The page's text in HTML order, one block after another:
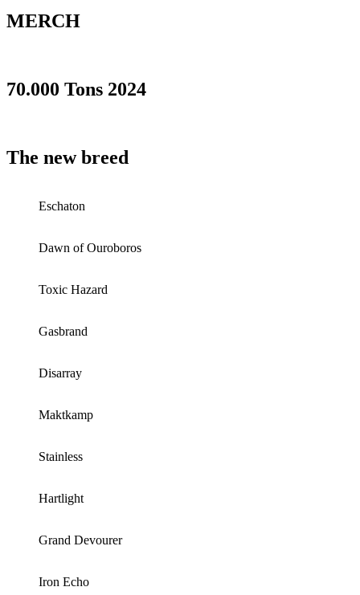
MERCH
70.000 Tons 2024
The new breed
Eschaton
Dawn of Ouroboros
Toxic Hazard
Gasbrand
Disarray
Maktkamp
Stainless
Hartlight
Grand Devourer
Iron Echo